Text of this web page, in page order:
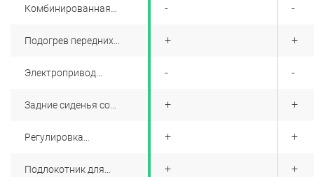
Комбинированная
синтетической кожей
Подогрев передних
Электропривод
Задние сиденья со
Регулировка
Подлокотник для
+
+
+
+
+
+
-
+
-
+
+
+
-
+
-
+
+
+